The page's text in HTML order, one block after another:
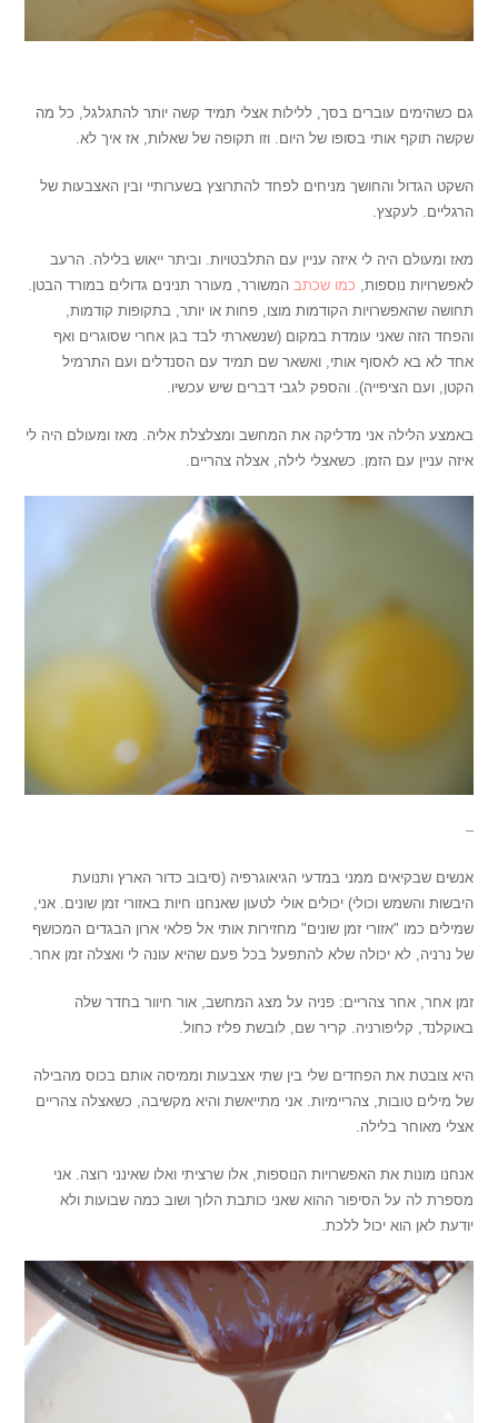
גם כשהימים עוברים בסך, ללילות אצלי תמיד קשה יותר להתגלגל, כל מה
שקשה תוקף אותי בסופו של היום. וזו תקופה של שאלות, אז איך לא.
השקט הגדול והחושך מניחים לפחד להתרוצץ בשערותיי ובין האצבעות של
הרגליים. לעקצץ.
מאז ומעולם היה לי איזה עניין עם התלבטויות. וביתר ייאוש בלילה. הרעב
לאפשרויות נוספות, כמו שכתב המשורר, מעורר תנינים גדולים במורד הבטן.
תחושה שהאפשרויות הקודמות מוצו, פחות או יותר, בתקופות קודמות,
והפחד הזה שאני עומדת במקום (שנשארתי לבד בגן אחרי שסוגרים ואף
אחד לא בא לאסוף אותי, ואשאר שם תמיד עם הסנדלים ועם התרמיל
הקטן, ועם הציפייה). והספק לגבי דברים שיש עכשיו.
באמצע הלילה אני מדליקה את המחשב ומצלצלת אליה. מאז ומעולם היה לי
איזה עניין עם הזמן. כשאצלי לילה, אצלה צהריים.
–
אנשים שבקיאים ממני במדעי הגיאוגרפיה (סיבוב כדור הארץ ותנועת
היבשות והשמש וכולי) יכולים אולי לטעון שאנחנו חיות באזורי זמן שונים. אני,
שמילים כמו "אזורי זמן שונים" מחזירות אותי אל פלאי ארון הבגדים המכושף
של נרניה, לא יכולה שלא להתפעל בכל פעם שהיא עונה לי ואצלה זמן אחר.
זמן אחר, אחר צהריים: פניה על מצג המחשב, אור חיוור בחדר שלה
באוקלנד, קליפורניה. קריר שם, לובשת פליז כחול.
היא צובטת את הפחדים שלי בין שתי אצבעות וממיסה אותם בכוס מהבילה
של מילים טובות, צהריימיות. אני מתייאשת והיא מקשיבה, כשאצלה צהריים
אצלי מאוחר בלילה.
אנחנו מונות את האפשרויות הנוספות, אלו שרציתי ואלו שאינני רוצה. אני
מספרת לה על הסיפור ההוא שאני כותבת הלוך ושוב כמה שבועות ולא
יודעת לאן הוא יכול ללכת.